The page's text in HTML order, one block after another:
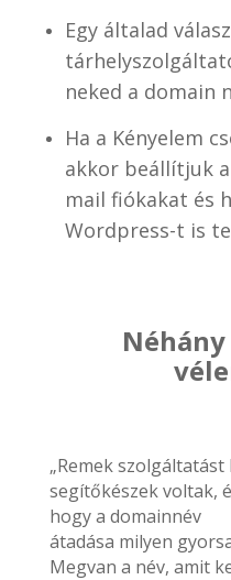
Egy általad
neked a domain
Ha a Kényelem
akkor beállítjuk
mail fiókakat és
Wordpress-t is
„Remek
segítőkészek voltak,
hogy a domainnév
átadása milyen
Megvan a név, amit